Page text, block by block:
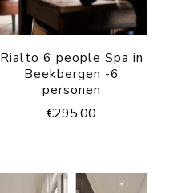
Rialto 6 people Spa in
Beekbergen -6
personen
€295.00